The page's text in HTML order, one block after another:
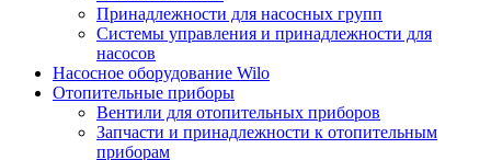
Принадлежности для насосных групп
Системы управления и принадлежности для
насосов
Насосное оборудование Wilo
Отопительные приборы
Вентили для отопительных приборов
Запчасти и принадлежности к отопительным
приборам